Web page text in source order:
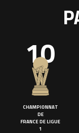
10
CHAMPIONNAT
DE
FRANCE DE LIGUE
1